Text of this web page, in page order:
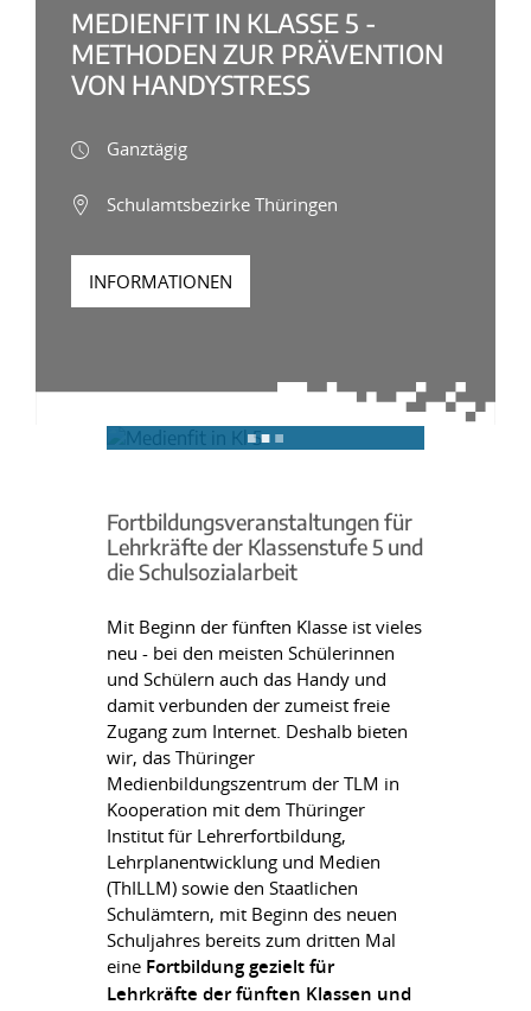
MEDIENFIT IN KLASSE 5 -
METHODEN ZUR PRÄVENTION
VON HANDYSTRESS
Ganztägig
Schulamtsbezirke Thüringen
INFORMATIONEN
Fortbildungsveranstaltungen für
Lehrkräfte der Klassenstufe 5 und
die Schulsozialarbeit
Mit Beginn der fünften Klasse ist vieles
neu - bei den meisten Schülerinnen
und Schülern auch das Handy und
damit verbunden der zumeist freie
Zugang zum Internet. Deshalb bieten
wir, das Thüringer
Medienbildungszentrum der TLM in
Kooperation mit dem Thüringer
Institut für Lehrerfortbildung,
Lehrplanentwicklung und Medien
(ThILLM) sowie den Staatlichen
Schulämtern, mit Beginn des neuen
Schuljahres bereits zum dritten Mal
eine Fortbildung gezielt für
Lehrkräfte der fünften Klassen und